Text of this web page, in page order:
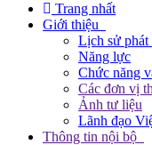
Trang nhất
Giới thiệu
Lịch sử phát
Năng lực
Chức năng
Các đơn vị
Ảnh tư liệu
Lãnh đạo
Thông tin nội bộ